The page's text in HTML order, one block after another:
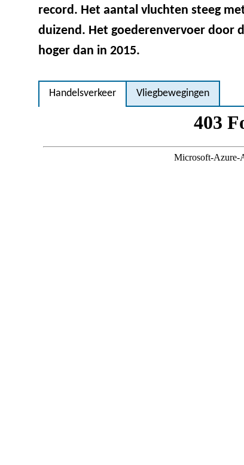
record. Het aantal vluchten steeg
duizend. Het goederenvervoer door
hoger dan in 2015.
Handelsverkeer Vliegbewegingen